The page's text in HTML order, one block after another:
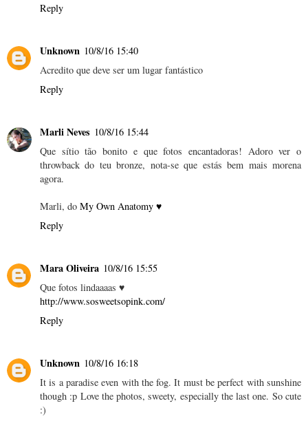
Reply
Unknown 10/8/16 15:40
Acredito que deve ser um lugar fantástico
Reply
Marli Neves 10/8/16 15:44
Que sítio tão bonito e que fotos encantadoras! Adoro ver o
throwback do teu bronze, nota-se que estás bem mais morena
agora.
Marli, do My Own Anatomy ♥
Reply
Mara Oliveira 10/8/16 15:55
Que fotos lindaaaas ♥
http://www.sosweetsopink.com/
Reply
Unknown 10/8/16 16:18
It is a paradise even with the fog. It must be perfect with sunshine
though :p Love the photos, sweety, especially the last one. So cute
:)